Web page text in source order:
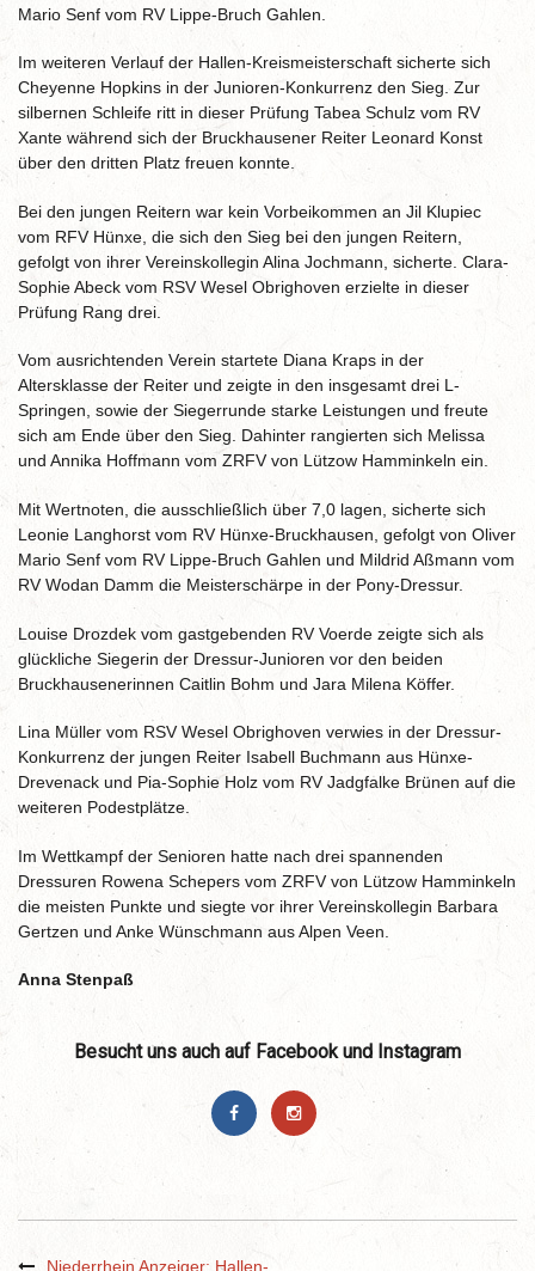
Mario Senf vom RV Lippe-Bruch Gahlen.
Im weiteren Verlauf der Hallen-Kreismeisterschaft sicherte sich
Cheyenne Hopkins in der Junioren-Konkurrenz den Sieg. Zur
silbernen Schleife ritt in dieser Prüfung Tabea Schulz vom RV
Xante während sich der Bruckhausener Reiter Leonard Konst
über den dritten Platz freuen konnte.
Bei den jungen Reitern war kein Vorbeikommen an Jil Klupiec
vom RFV Hünxe, die sich den Sieg bei den jungen Reitern,
gefolgt von ihrer Vereinskollegin Alina Jochmann, sicherte. Clara-
Sophie Abeck vom RSV Wesel Obrighoven erzielte in dieser
Prüfung Rang drei.
Vom ausrichtenden Verein startete Diana Kraps in der
Altersklasse der Reiter und zeigte in den insgesamt drei L-
Springen, sowie der Siegerrunde starke Leistungen und freute
sich am Ende über den Sieg. Dahinter rangierten sich Melissa
und Annika Hoffmann vom ZRFV von Lützow Hamminkeln ein.
Mit Wertnoten, die ausschließlich über 7,0 lagen, sicherte sich
Leonie Langhorst vom RV Hünxe-Bruckhausen, gefolgt von Oliver
Mario Senf vom RV Lippe-Bruch Gahlen und Mildrid Aßmann vom
RV Wodan Damm die Meisterschärpe in der Pony-Dressur.
Louise Drozdek vom gastgebenden RV Voerde zeigte sich als
glückliche Siegerin der Dressur-Junioren vor den beiden
Bruckhausenerinnen Caitlin Bohm und Jara Milena Köffer.
Lina Müller vom RSV Wesel Obrighoven verwies in der Dressur-
Konkurrenz der jungen Reiter Isabell Buchmann aus Hünxe-
Drevenack und Pia-Sophie Holz vom RV Jadgfalke Brünen auf die
weiteren Podestplätze.
Im Wettkampf der Senioren hatte nach drei spannenden
Dressuren Rowena Schepers vom ZRFV von Lützow Hamminkeln
die meisten Punkte und siegte vor ihrer Vereinskollegin Barbara
Gertzen und Anke Wünschmann aus Alpen Veen.
Anna Stenpaß
Besucht uns auch auf Facebook und Instagram
Niederrhein Anzeiger: Hallen-